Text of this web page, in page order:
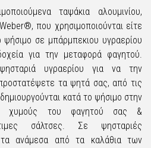
ταψάκια αλουμινίου,
που χρησιμοποιούνται είτε
σε μπάρμπεκιου υγραερίου
για την μεταφορά φαγητού.
υγραερίου για να την
τα ψητά σας, από τις
κατά το ψήσιμο στην
χυμούς του φαγητού σας &
σάλτσες. Σε ψησταριές
τα ανάμεσα από τα καλάθια των